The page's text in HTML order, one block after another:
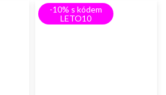
-10% s kódem
LETO10